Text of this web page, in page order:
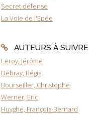
Secret défense
La Voie de l'Epée
AUTEURS À SUIVRE
Leroy, Jérôme
Debray, Régis
Bourseiller, Christophe
Werner, Eric
Huyghe, François-Bernard